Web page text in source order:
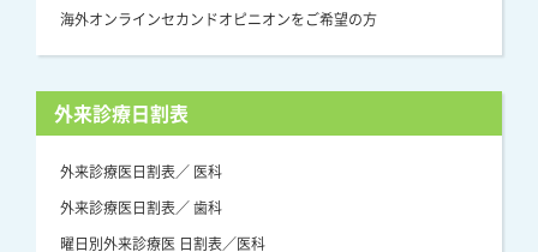
海外オンラインセカンドオピニオンをご希望の方
外来診療日割表
外来診療医日割表／ 医科
外来診療医日割表／ 歯科
曜日別外来診療医 日割表／医科